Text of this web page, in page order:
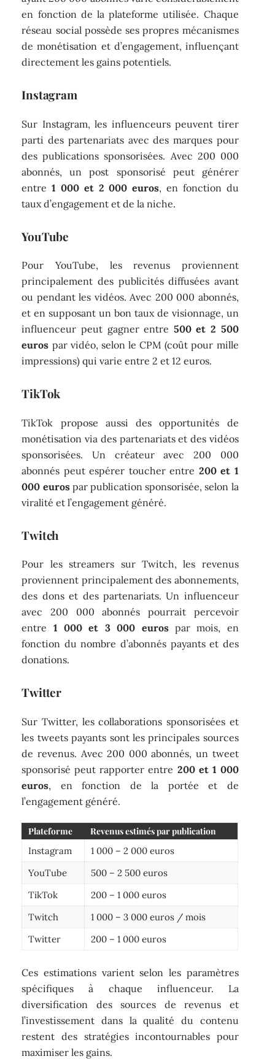
en fonction de la plateforme utilisée. Chaque
réseau social possède ses propres mécanismes
de monétisation et d’engagement, influençant
directement les gains potentiels.
Instagram
Sur Instagram, les influenceurs peuvent tirer
parti des partenariats avec des marques pour
des publications sponsorisées. Avec 200 000
abonnés, un post sponsorisé peut générer
entre1 000 et 2 000 euros, en fonction du
taux d’engagement et de la niche.
YouTube
Pour YouTube, les revenus proviennent
principalement des publicités diffusées avant
ou pendant les vidéos. Avec 200 000 abonnés,
et en supposant un bon taux de visionnage, un
influenceur peut gagner entre 500 et 2 500
euros par vidéo, selon le CPM (coût pour mille
impressions) qui varie entre 2 et 12 euros.
TikTok
TikTok propose aussi des opportunités de
monétisation via des partenariats et des vidéos
sponsorisées. Un créateur avec 200 000
abonnés peut espérer toucher entre 200 et 1
000 eurospar publication sponsorisée, selon la
viralité et l’engagement généré.
Twitch
Pour les streamers sur Twitch, les revenus
proviennent principalement des abonnements,
des dons et des partenariats. Un influenceur
avec 200 000 abonnés pourrait percevoir
entre 1 000 et 3 000 eurospar mois, en
fonction du nombre d’abonnés payants et des
donations.
Twitter
Sur Twitter, les collaborations sponsorisées et
les tweets payants sont les principales sources
de revenus. Avec 200 000 abonnés, un tweet
sponsorisé peut rapporter entre 200 et 1 000
euros, en fonction de la portée et de
l’engagement généré.
Plateforme
Revenus estimés par publication
Instagram
1 000 – 2 000 euros
YouTube
500 – 2 500 euros
TikTok
200 – 1 000 euros
Twitch
1 000 – 3 000 euros / mois
Twitter
200 – 1 000 euros
Ces estimations varient selon les paramètres
spécifiques à chaque influenceur. La
diversification des sources de revenus et
l’investissement dans la qualité du contenu
restent des stratégies incontournables pour
maximiser les gains.